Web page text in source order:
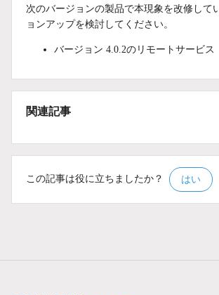
次のバージョンの製品で本現象を改修して
ョンアップを検討してください。
バージョン 4.0.2のリモートサービス
関連記事
この記事は役に立ちましたか？ はい